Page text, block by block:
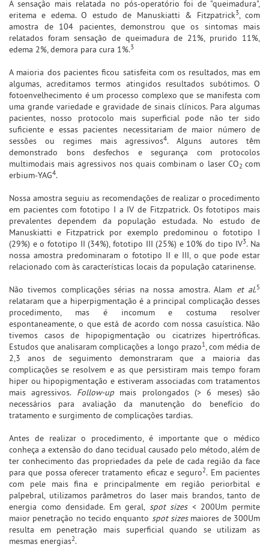
A sensação mais relatada no pós-operatório foi de "queimadura",
eritema e edema. O estudo de Manuskiatti & Fitzpatrick3, com
amostra de 104 pacientes, demonstrou que os sintomas mais
relatados foram sensação de queimadura de 21%, prurido 11%,
edema 2%, demora para cura 1%.3
A maioria dos pacientes ficou satisfeita com os resultados, mas em
algumas, acreditamos termos atingidos resultados subótimos. O
fotoenvelhecimento é um processo complexo que se manifesta com
uma grande variedade e gravidade de sinais clínicos. Para algumas
pacientes, nosso protocolo mais superficial pode não ter sido
suficiente e essas pacientes necessitariam de maior número de
sessões ou regimes mais agressivos4. Alguns autores têm
demonstrado bons desfechos e segurança com protocolos
multimodais mais agressivos nos quais combinam o laser CO2com
erbium-YAG4.
Nossa amostra seguiu as recomendações de realizar o procedimento
em pacientes com fototipo I a IV de Fitzpatrick. Os fototipos mais
prevalentes dependem da população estudada. No estudo de
Manuskiatti e Fitzpatrick por exemplo predominou o fototipo I
(29%) e o fototipo II (34%), fototipo III (25%) e 10% do tipo IV3. Na
nossa amostra predominaram o fototipo II e III, o que pode estar
relacionado com às características locais da população catarinense.
Não tivemos complicações sérias na nossa amostra. Alam et al.5
relataram que a hiperpigmentação é a principal complicação desses
procedimento, mas é incomum e costuma resolver
espontaneamente, o que está de acordo com nossa casuística. Não
tivemos casos de hipopigmentação ou cicatrizes hipertróficas.
Estudos que analisaram complicações a longo prazo1, com média de
2,3 anos de seguimento demonstraram que a maioria das
complicações se resolvem e as que persistiram mais tempo foram
hiper ou hipopigmentação e estiveram associadas com tratamentos
mais agressivos. Follow-upmais prolongados (> 6 meses) são
necessários para avaliação da manutenção do benefício do
tratamento e surgimento de complicações tardias.
Antes de realizar o procedimento, é importante que o médico
conheça a extensão do dano tecidual causado pelo método, além de
ter conhecimento das propriedades da pele de cada região da face
para que possa oferecer tratamento eficaz e seguro2. Em pacientes
com pele mais fina e principalmente em região periorbital e
palpebral, utilizamos parâmetros do laser mais brandos, tanto de
energia como densidade. Em geral, spot sizes< 200Um permite
maior penetração no tecido enquanto spot sizes maiores de 300Um
resulta em penetração mais superficial quando se utilizam as
mesmas energias2.